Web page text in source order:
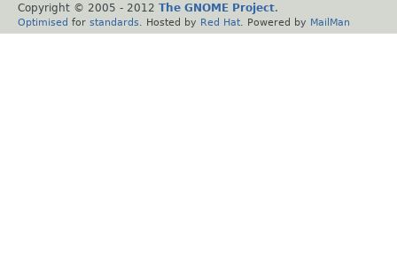
Copyright © 2005 - 2012 The GNOME Project.
Optimised for standards . Hosted by Red Hat . Powered by MailMan